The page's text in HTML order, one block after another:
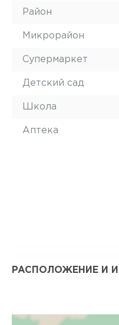
Район
Микрорайон
Супермаркет
Детский сад
Школа
Аптека
РАСПОЛОЖЕНИЕ И